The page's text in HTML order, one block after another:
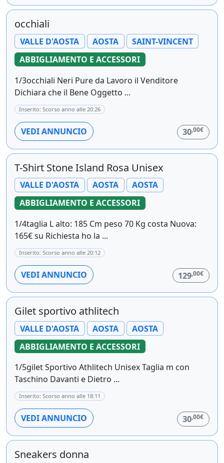
occhiali
VALLE D'AOSTA AOSTA
SAINT-VINCENT
ABBIGLIAMENTO E ACCESSORI
1/3occhiali Neri Pure da Lavoro il Venditore
Dichiara che il Bene Oggetto ...
Inserito: Scorso anno alle 20:26
VEDI ANNUNCIO 30,00€
T-Shirt Stone Island Rosa Unisex
VALLE D'AOSTA AOSTA
AOSTA
ABBIGLIAMENTO E ACCESSORI
1/4taglia L alto: 185 Cm peso 70 Kg costa Nuova:
165€ su Richiesta ho la ...
Inserito: Scorso anno alle 20:12
VEDI ANNUNCIO 129,00€
Gilet sportivo athlitech
VALLE D'AOSTA AOSTA
AOSTA
ABBIGLIAMENTO E ACCESSORI
1/5gilet Sportivo Athlitech Unisex Taglia m con
Taschino Davanti e Dietro ...
Inserito: Scorso anno alle 18:11
VEDI ANNUNCIO 30,00€
Sneakers donna